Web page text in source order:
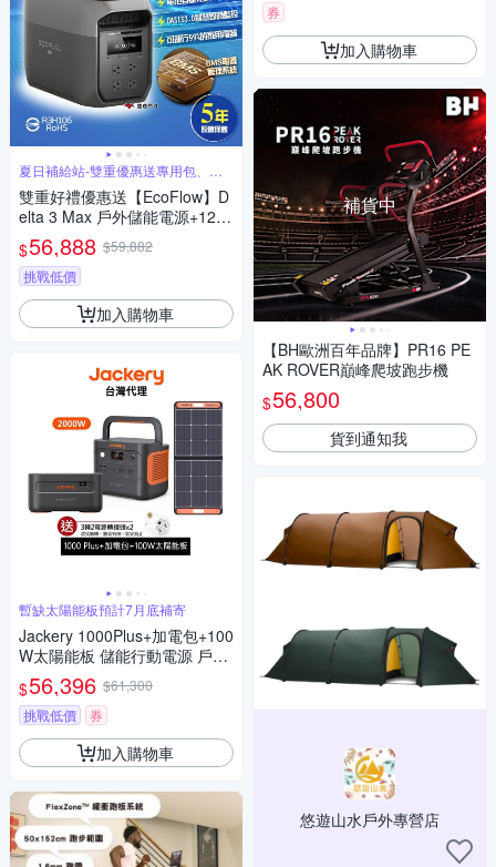
夏日補給站-雙重優惠送專用包、太
陽能板
雙重好禮優惠送【EcoFlow】D
elta 3 Max 戶外儲能電源+125
W板(2片) 移動電源 電池 戶外
電源 停電 車露 悠遊戶外
$56,888 $59,882
挑戰低價
加入購物車
暫缺太陽能板預計7月底補寄
Jackery 1000Plus+加電包+100
W太陽能板 儲能行動電源 戶外
電源 緊急發電 儲能電源 露營電
源 先創代理公司貨
$56,396 $61,300
挑戰低價
券
加入購物車
券
加入購物車
補貨中
【BH歐洲百年品牌】PR16 PE
AK ROVER巔峰爬坡跑步機
$56,800
貨到通知我
悠遊山水戶外專營店